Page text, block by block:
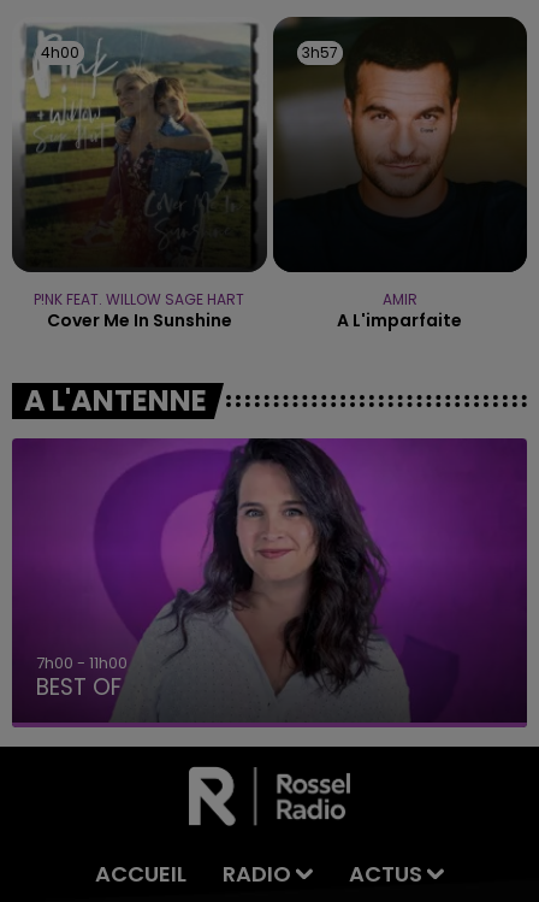
4h00
4h00
P!NK FEAT. WILLOW SAGE HART
Cover Me In Sunshine
3h57
3h57
AMIR
A L'imparfaite
A L'ANTENNE
7h00 - 11h00
BEST OF
ACCUEIL RADIO ACTUS